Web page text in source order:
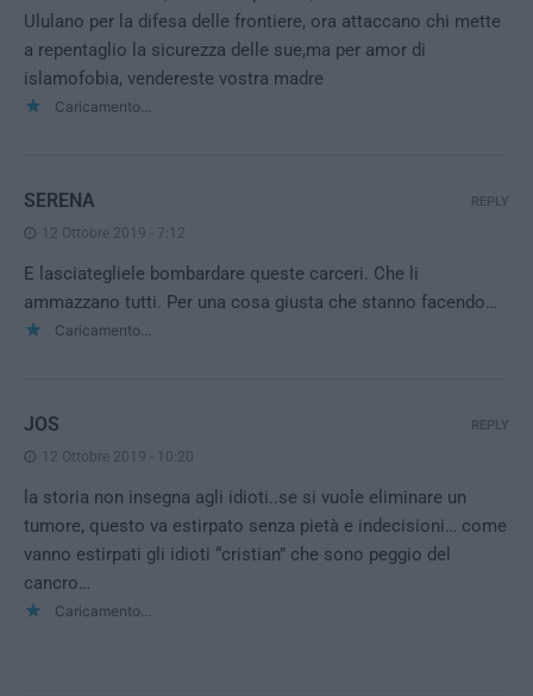
Ululano per la difesa delle frontiere, ora attaccano chi mette
a repentaglio la sicurezza delle sue,ma per amor di
islamofobia, vendereste vostra madre
Caricamento...
SERENA
12 Ottobre 2019 - 7:12
E lasciategliele bombardare queste carceri. Che li
ammazzano tutti. Per una cosa giusta che stanno facendo…
Caricamento...
REPLY
JOS
12 Ottobre 2019 - 10:20
la storia non insegna agli idioti..se si vuole eliminare un
tumore, questo va estirpato senza pietà e indecisioni… come
vanno estirpati gli idioti “cristian” che sono peggio del
cancro…
Caricamento...
REPLY